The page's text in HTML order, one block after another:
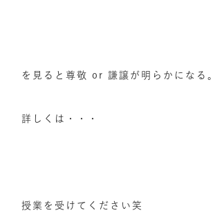
を見ると尊敬 or 謙譲が明らかになる。
詳しくは・・・
授業を受けてください笑